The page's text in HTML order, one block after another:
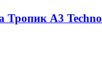
Тропик А3 Techno